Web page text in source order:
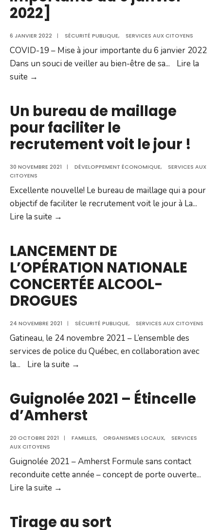
incendie
le
territoire
de
la
2022]
6 JANVIER 2022 | SÉCURITÉ PUBLIQUE, SERVICES AUX CITOYENS
COVID-19 – Mise à jour importante du 6 janvier 2022
Dans un souci de veiller au bien-être de sa...
Lire la
suite →
Mise
jour
du
janvier
2022]
Un bureau de maillage
pour faciliter le
recrutement voit le jour !
30 NOVEMBRE 2021 | DÉVELOPPEMENT ÉCONOMIQUE,
SERVICES AUX
CITOYENS
Excellente nouvelle! Le bureau de maillage qui a pour
objectif de faciliter le recrutement voit le jour à La...
Lire la suite →
maillage
pour
faciliter
le
recrutement
voit
le
jour
!
LANCEMENT DE
L’OPÉRATION NATIONALE
CONCERTÉE ALCOOL-
DROGUES
24 NOVEMBRE 2021 | SÉCURITÉ PUBLIQUE, SERVICES AUX CITOYENS
Gatineau, le 24 novembre 2021 – L’ensemble des
services de police du Québec, en collaboration avec
la... Lire la suite →
L’OPÉRATION
NATIONALE
CONCERTÉE
DROGUES
Guignolée 2021 – Étincelle
d’Amherst
20 OCTOBRE 2021 | FAMILLES, ORGANISMES LOCAUX,
SERVICES
AUX CITOYENS
Guignolée 2021 – Amherst Formule sans contact
reconduite cette année – concept de porte ouverte...
Lire la suite →
Étincelle
Tirage au sort